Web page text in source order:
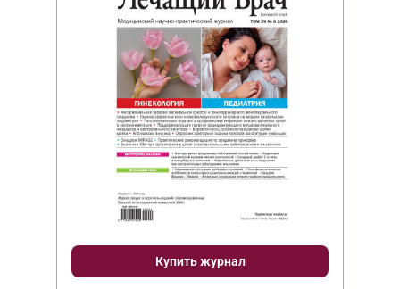
Купить журнал